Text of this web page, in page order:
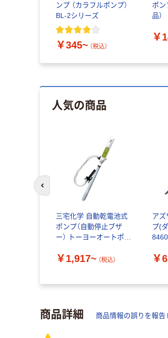
ンプ （カラフルポンプ）
BL-2シリーズ
￥345~ （税込）
ポン
品）
￥
人気の商品
三宅化学 自動乾電池式
ポンプ（自動停止ブザ
ー） トーヨーオートポン
￥1,917~ （税込）
アズ
プ(
￥
前のスライドへ
商品詳細 商品情報の誤りを報告